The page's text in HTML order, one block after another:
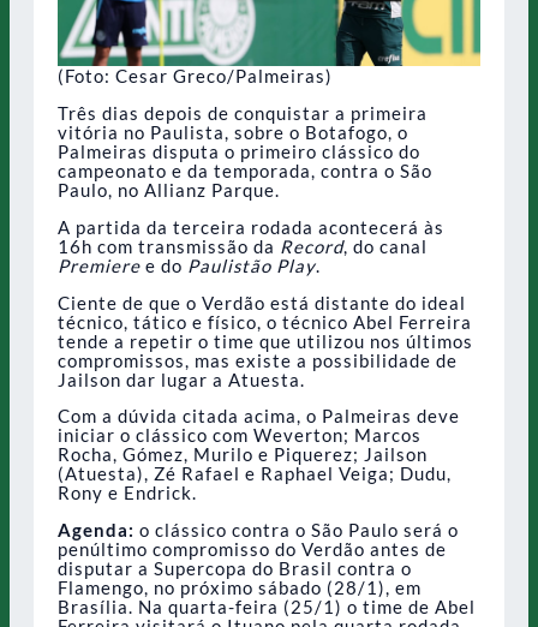
(Foto: Cesar Greco/Palmeiras)
Três dias depois de conquistar a primeira
vitória no Paulista, sobre o Botafogo, o
Palmeiras disputa o primeiro clássico do
campeonato e da temporada, contra o São
Paulo, no Allianz Parque.
A partida da terceira rodada acontecerá às
16h com transmissão da Record, do canal
Premiere e do Paulistão Play.
Ciente de que o Verdão está distante do ideal
técnico, tático e físico, o técnico Abel Ferreira
tende a repetir o time que utilizou nos últimos
compromissos, mas existe a possibilidade de
Jailson dar lugar a Atuesta.
Com a dúvida citada acima, o Palmeiras deve
iniciar o clássico com Weverton; Marcos
Rocha, Gómez, Murilo e Piquerez; Jailson
(Atuesta), Zé Rafael e Raphael Veiga; Dudu,
Rony e Endrick.
Agenda: o clássico contra o São Paulo será o
penúltimo compromisso do Verdão antes de
disputar a Supercopa do Brasil contra o
Flamengo, no próximo sábado (28/1), em
Brasília. Na quarta-feira (25/1) o time de Abel